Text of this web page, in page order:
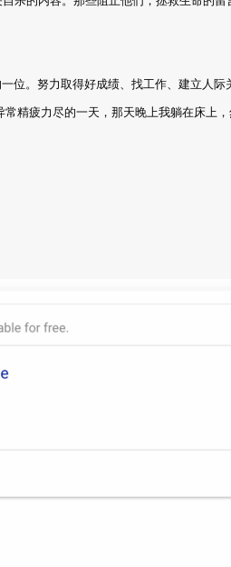
位。努力取得好成绩、找工作、建立人
精疲力尽的一天，那天晚上我躺在床上